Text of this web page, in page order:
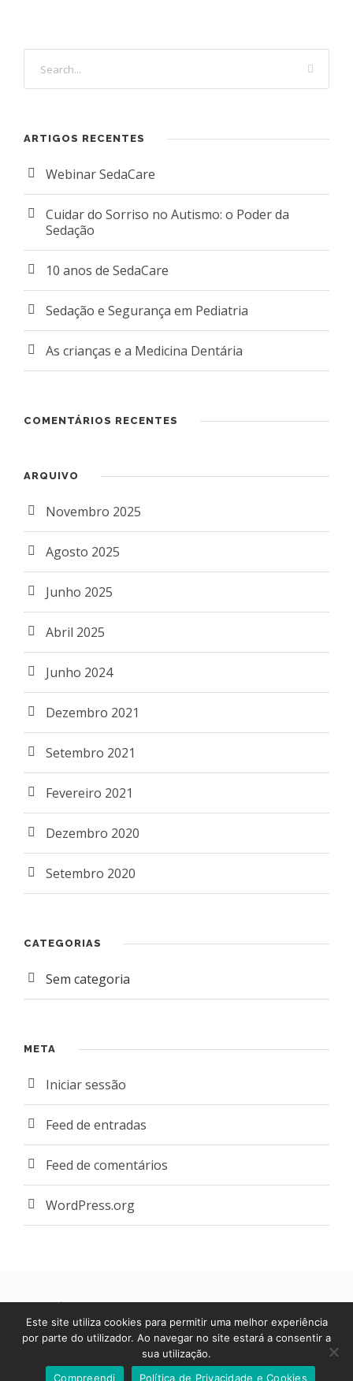
ARTIGOS RECENTES
Webinar SedaCare
Cuidar do Sorriso no Autismo: o Poder da
Sedação
10 anos de SedaCare
Sedação e Segurança em Pediatria
As crianças e a Medicina Dentária
COMENTÁRIOS RECENTES
ARQUIVO
Novembro 2025
Agosto 2025
Junho 2025
Abril 2025
Junho 2024
Dezembro 2021
Setembro 2021
Fevereiro 2021
Dezembro 2020
Setembro 2020
CATEGORIAS
Sem categoria
META
Iniciar sessão
Feed de entradas
Feed de comentários
WordPress.org
LIVRO DE RECLAMAÇÕES ONLINE
© SEDACARE 2024 - MIXED BYGROOVIT
Este site utiliza cookies para permitir uma melhor experiência
por parte do utilizador. Ao navegar no site estará a consentir a
sua utilização.
Compreendi
Política de Privacidade e Cookies